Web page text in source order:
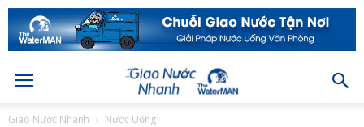
Giao Nước Nhanh Nước Uống